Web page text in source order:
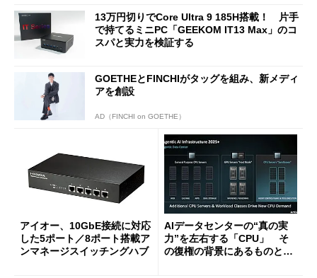
13万円切りでCore Ultra 9 185H搭載！ 片手
で持てるミニPC「GEEKOM IT13 Max」のコ
スパと実力を検証する
GOETHEとFINCHIがタッグを組み、新メディ
アを創設
AD（FINCHI on GOETHE）
アイオー、10GbE接続に対応
した5ポート／8ポート搭載ア
ンマネージスイッチングハブ
AIデータセンターの“真の実
力”を左右する「CPU」 そ
の復権の背景にあるものと